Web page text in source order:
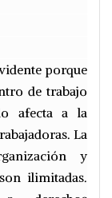
porque
de trabajo
afecta a la
La
y
ilimitadas.